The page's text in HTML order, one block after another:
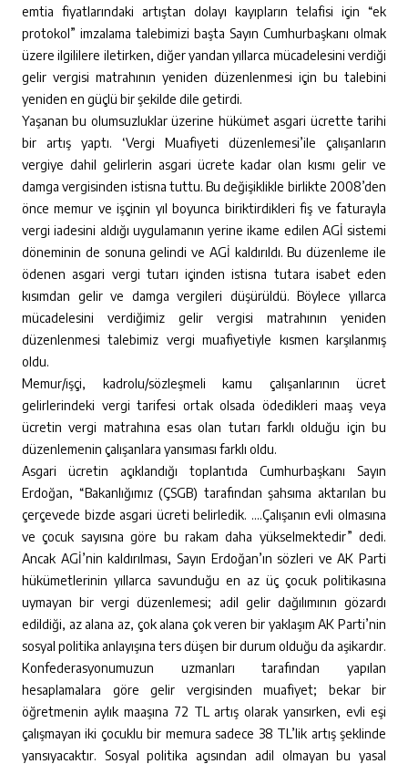
emtia fiyatlarındaki artıştan dolayı kayıpların telafisi için “ek
protokol” imzalama talebimizi başta Sayın Cumhurbaşkanı olmak
üzere ilgililere iletirken, diğer yandan yıllarca mücadelesini verdiği
gelir vergisi matrahının yeniden düzenlenmesi için bu talebini
yeniden en güçlü bir şekilde dile getirdi.
Yaşanan bu olumsuzluklar üzerine hükümet asgari ücrette tarihi
bir artış yaptı. ‘Vergi Muafiyeti düzenlemesi’ile çalışanların
vergiye dahil gelirlerin asgari ücrete kadar olan kısmı gelir ve
damga vergisinden istisna tuttu. Bu değişiklikle birlikte 2008’den
önce memur ve işçinin yıl boyunca biriktirdikleri fiş ve faturayla
vergi iadesini aldığı uygulamanın yerine ikame edilen AGİ sistemi
döneminin de sonuna gelindi ve AGİ kaldırıldı. Bu düzenleme ile
ödenen asgari vergi tutarı içinden istisna tutara isabet eden
kısımdan gelir ve damga vergileri düşürüldü. Böylece yıllarca
mücadelesini verdiğimiz gelir vergisi matrahının yeniden
düzenlenmesi talebimiz vergi muafiyetiyle kısmen karşılanmış
oldu.
Memur/işçi, kadrolu/sözleşmeli kamu çalışanlarının ücret
gelirlerindeki vergi tarifesi ortak olsada ödedikleri maaş veya
ücretin vergi matrahına esas olan tutarı farklı olduğu için bu
düzenlemenin çalışanlara yansıması farklı oldu.
Asgari ücretin açıklandığı toplantıda Cumhurbaşkanı Sayın
Erdoğan, “Bakanlığımız (ÇSGB) tarafından şahsıma aktarılan bu
çerçevede bizde asgari ücreti belirledik. ….Çalışanın evli olmasına
ve çocuk sayısına göre bu rakam daha yükselmektedir” dedi.
Ancak AGİ’nin kaldırılması, Sayın Erdoğan’ın sözleri ve AK Parti
hükümetlerinin yıllarca savunduğu en az üç çocuk politikasına
uymayan bir vergi düzenlemesi; adil gelir dağılımının gözardı
edildiği, az alana az, çok alana çok veren bir yaklaşım AK Parti’nin
sosyal politika anlayışına ters düşen bir durum olduğu da aşikardır.
Konfederasyonumuzun uzmanları tarafından yapılan
hesaplamalara göre gelir vergisinden muafiyet; bekar bir
öğretmenin aylık maaşına 72 TL artış olarak yansırken, evli eşi
çalışmayan iki çocuklu bir memura sadece 38 TL’lik artış şeklinde
yansıyacaktır. Sosyal politika açısından adil olmayan bu yasal